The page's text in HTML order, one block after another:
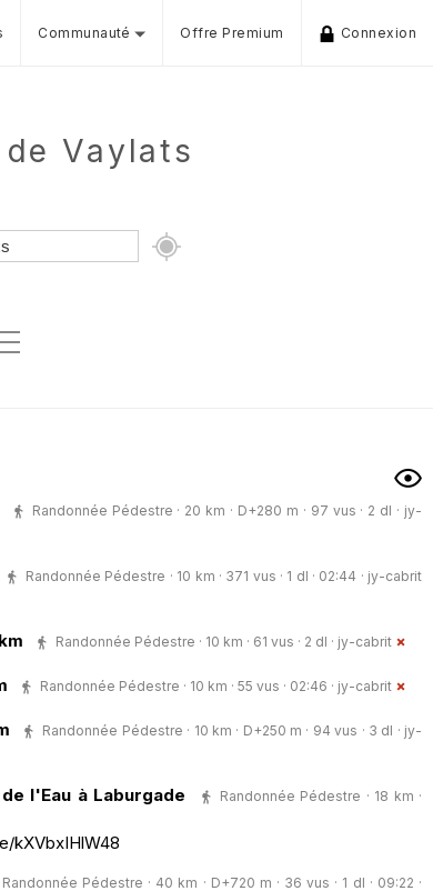
Communauté Offre Premium Connexion
Vaylats
Randonnée Pédestre · 20 km · D+280 m · 97 vus · 2 dl · jy-
Randonnée Pédestre · 10 km · 371 vus · 1 dl · 02:44 · jy-cabrit
Randonnée Pédestre · 10 km · 61 vus · 2 dl · jy-cabrit
Randonnée Pédestre · 10 km · 55 vus · 02:46 · jy-cabrit
Randonnée Pédestre · 10 km · D+250 m · 94 vus · 3 dl · jy-
l'Eau à Laburgade
Randonnée Pédestre · 18 km ·
kXVbxIHlW48
Randonnée Pédestre · 40 km · D+720 m · 36 vus · 1 dl · 09:22 ·